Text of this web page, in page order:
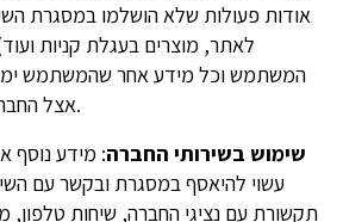
אודות פעולות שלא הושלמו במסגרת
לאתר, מוצרים בעגלת קניות
המשתמש וכל מידע אחר שהמשתמש
אצל החברה בקשר עם המשתמש.
שימוש בשירותי החברה: מידע נוסף
עשוי להיאסף במסגרת ובקשר עם
תקשורת עם נציגי החברה, שיחות טלפון,